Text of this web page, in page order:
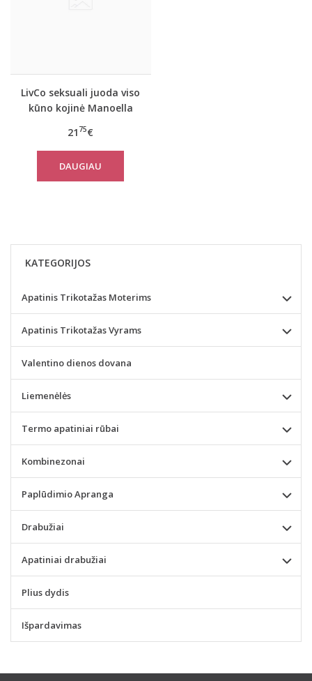
LivCo seksuali juoda viso
kūno kojinė Manoella
21 75€
DAUGIAU
KATEGORIJOS
Apatinis Trikotažas Moterims
Apatinis Trikotažas Vyrams
Valentino dienos dovana
Liemenėlės
Termo apatiniai rūbai
Kombinezonai
Paplūdimio Apranga
Drabužiai
Apatiniai drabužiai
Plius dydis
Išpardavimas